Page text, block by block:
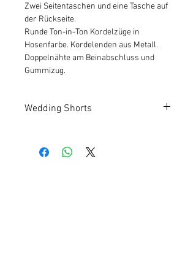
Zwei Seitentaschen und eine Tasche auf
der Rückseite.
Runde Ton-in-Ton Kordelzüge in
Hosenfarbe. Kordelenden aus Metall.
Doppelnähte am Beinabschluss und
Gummizug.
Wedding Shorts